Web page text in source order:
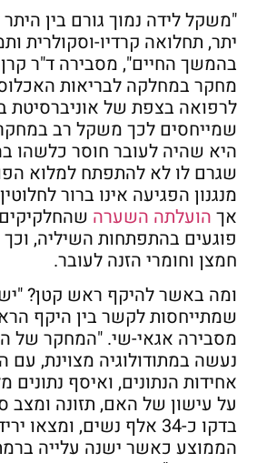
"משקל לידה נמוך גורם בין
יתר, תחלואה קרדיו-וסקולרית
בהמשך החיים", מסבירה ד"ר
מחקר במחלקה לבריאות
לרפואה בצפת של אוניברסיטת
שמייחסים לכך משקל רב
היא שהיה לעובר חוסר כלשהו
שגרם לו לא להתפתח למלוא
מנגנון הפגיעה אינו ברור
אך הועלתה השערה
פוגעים בהתפתחות השיליה,
חמצן וחומרי הזנה לעובר.
ומה באשר להיקף ראש קטן?
שמתייחסות לקשר בין היקף
מסבירה אגאי-שי. "המחקר של
נעשה במתודולוגיה מצוינת, עם
אחידות הנתונים, ואיסף
על עישון של האם, תזונה ומצב
בדקו כ-34 אלף נשים,
הממוצע כאשר ישנה עלייה